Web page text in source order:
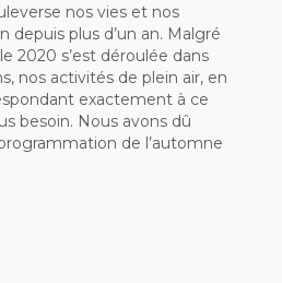
nos vies et nos
depuis plus d’un an. Malgré
2020 s’est déroulée dans
nos activités de plein air, en
exactement à ce
besoin. Nous avons dû
de l’automne